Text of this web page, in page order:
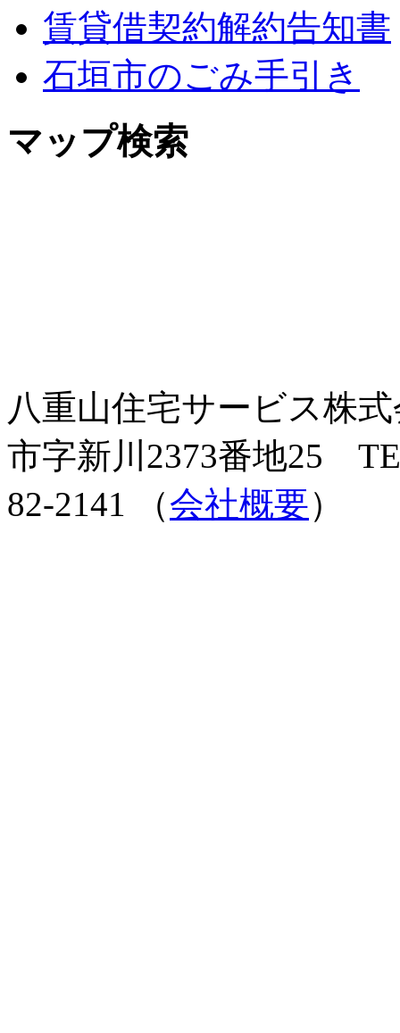
賃貸借契約解約告知書
石垣市のごみ手引き
マップ検索
八重山住宅サービス株
市字新川2373番地25
82-2141 （会社概要）